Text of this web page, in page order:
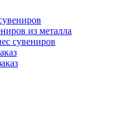
из металла
сувениров